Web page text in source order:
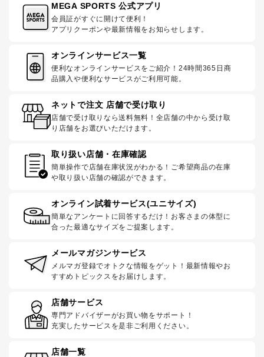
MEGA SPORTS 公式アプリ
会員証がすぐに開けて便利！
アプリクーポンや最新情報をお知らせします。
オンラインサービス一覧
便利なオンラインサービスをご紹介！24時間365日商
品購入や便利なサービスがご利用可能。
ネットで注文 店舗で受け取り
店舗で受け取りなら送料無料！全店舗の中から受け取
り店舗をお選びいただけます。
取り扱い店舗・在庫確認
簡単操作で店舗在庫状況がわかる！ご希望商品の在庫
や取り扱い店舗の確認ができます。
オンライン試着サービス(ユニサイズ)
簡単なアンケートに回答するだけ！お客さまの体型に
合った最適なサイズをご提案します。
メールマガジンサービス
メルマガ登録でオトクな情報をゲット！最新情報やお
すすめトピックスをお届けします。
店舗サービス
専門アドバイザーがお買い物をサポート！
充実したサービスを是非ご利用ください。
店舗一覧